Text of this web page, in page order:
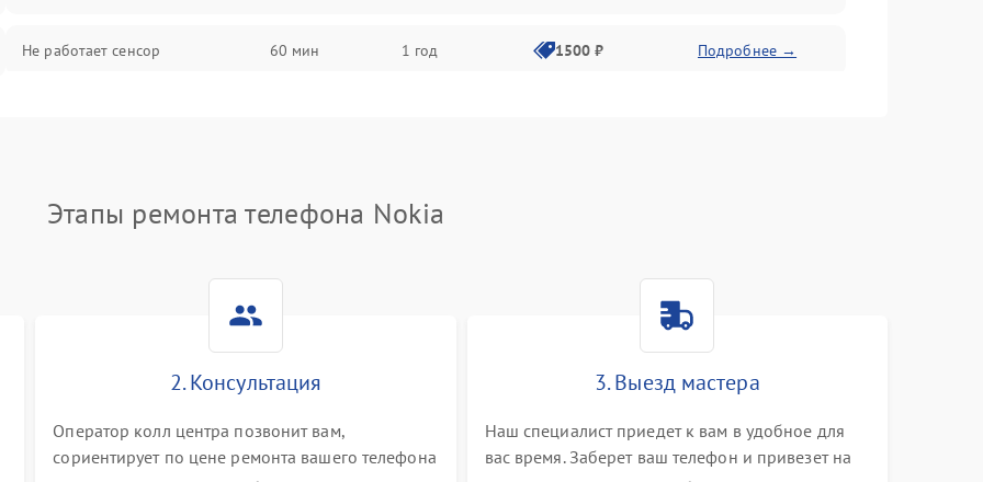
Не работает сенсор 60 мин 1 год 1500 ₽ Подробнее →
Не работает Face ID 60 мин
Этапы ремонта телефона Nokia
2. Консультация
Оператор колл центра позвонит вам,
сориентирует по цене ремонта вашего телефона
3. Выезд мастера
Наш специалист приедет к вам в удобное для
вас время. Заберет ваш телефон и привезет на